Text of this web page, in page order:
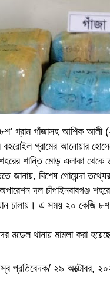
৮শ’ গ্রাম গাঁজাসহ আশিক
বহরোইল গ্রামের আনোয়ার
শহরের শান্তি মোড় এলাকা
জানায়, বিশেষ গোয়েন্দা
দল চাঁপাইনবাবগঞ্জ
চালায়। এ সময় ২০ কেজি
মডেল থানায় মামলা করা
প্রতিবেদক/ ২৯ অক্টোবর,